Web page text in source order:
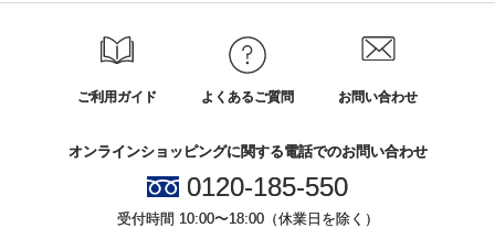
ご利用ガイド よくあるご質問 お問い合わせ
オンラインショッピングに関する電話でのお問い合わせ
0120-185-550
受付時間 10:00〜18:00（休業日を除く）